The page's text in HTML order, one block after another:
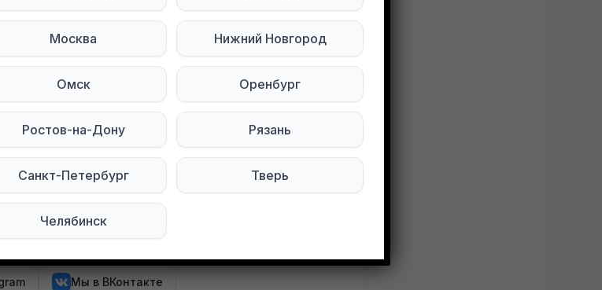
тёмно-синий 42р ткань стрейч
с подкладкой, в отличном состоянии
сетях:
Мы в ВКонтакте
Москва Нижний Новгород
Омск Оренбург
Ростов-на-Дону Рязань
Санкт-Петербург Тверь
Челябинск